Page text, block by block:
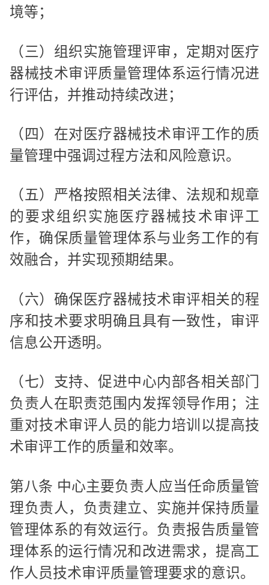
境等；
（三）组织实施管理评审，定期对医疗
器械技术审评质量管理体系运行情况进
行评估，并推动持续改进；
（四）在对医疗器械技术审评工作的质
量管理中强调过程方法和风险意识。
（五）严格按照相关法律、法规和规章
的要求组织实施医疗器械技术审评工
作，确保质量管理体系与业务工作的有
效融合，并实现预期结果。
（六）确保医疗器械技术审评相关的程
序和技术要求明确且具有一致性，审评
信息公开透明。
（七）支持、促进中心内部各相关部门
负责人在职责范围内发挥领导作用；注
重对技术审评人员的能力培训以提高技
术审评工作的质量和效率。
第八条 中心主要负责人应当任命质量管
理负责人，负责建立、实施并保持质量
管理体系的有效运行。负责报告质量管
理体系的运行情况和改进需求，提高工
作人员技术审评质量管理要求的意识。